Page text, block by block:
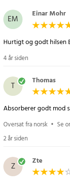
EM Einar Mohr
Hurtigt og godt hilsen
4 år siden
T Thomas
Absorberer godt mod
Oversat fra norsk • Se
2 år siden
Z Zte